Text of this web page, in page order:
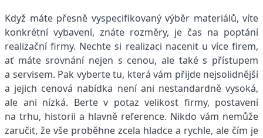
Když máte přesně vyspecifikovaný výběr materiálů, víte
konkrétní vybavení, znáte rozměry, je čas na poptání
realizační firmy. Nechte si realizaci nacenit u více firem,
ať máte srovnání nejen s cenou, ale také s přístupem
a servisem. Pak vyberte tu, která vám přijde nejsolidnější
a jejich cenová nabídka není ani nestandardně vysoká,
ale ani nízká. Berte v potaz velikost firmy, postavení
na trhu, historii a hlavně reference. Nikdo vám nemůže
zaručit, že vše proběhne zcela hladce a rychle, ale čím je